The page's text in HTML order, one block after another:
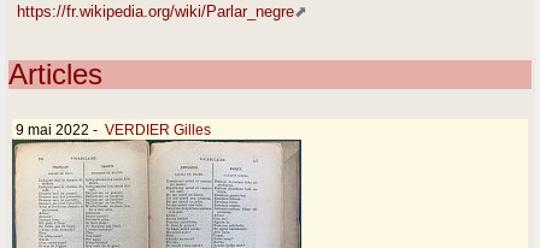
https://fr.wikipedia.org/wiki/Parlar_negre
Articles
9 mai 2022 - VERDIER Gilles